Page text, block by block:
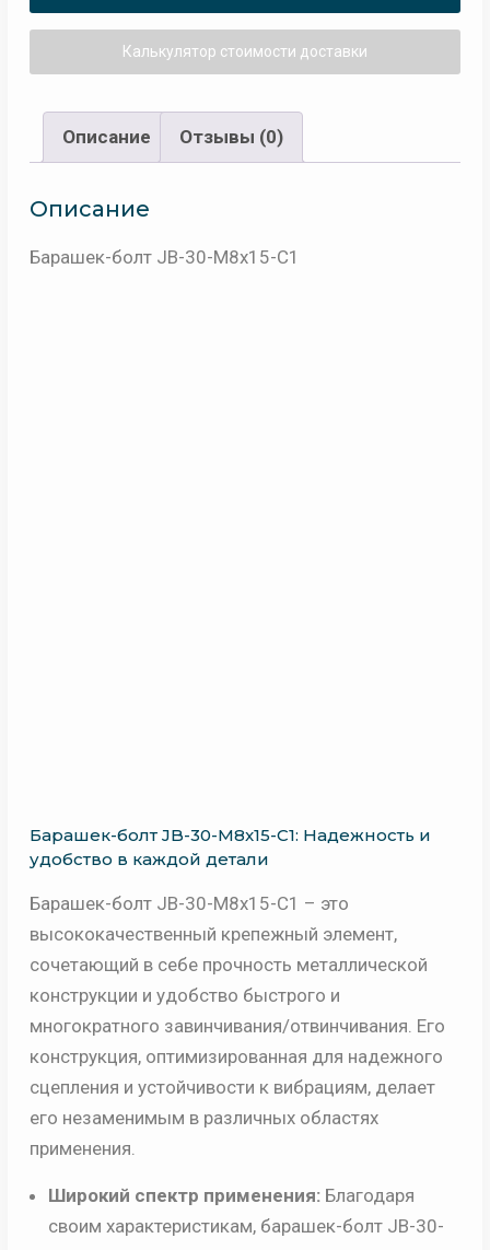
Калькулятор стоимости доставки
Описание Отзывы (0)
Описание
Барашек-болт JB-30-M8x15-C1
Барашек-болт JB-30-M8x15-C1: Надежность и
удобство в каждой детали
Барашек-болт JB-30-M8x15-C1 – это
высококачественный крепежный элемент,
сочетающий в себе прочность металлической
конструкции и удобство быстрого и
многократного завинчивания/отвинчивания. Его
конструкция, оптимизированная для надежного
сцепления и устойчивости к вибрациям, делает
его незаменимым в различных областях
применения.
Широкий спектр применения:Благодаря
своим характеристикам, барашек-болт JB-30-